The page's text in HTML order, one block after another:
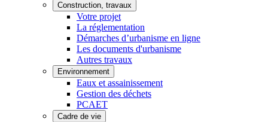
Construction, travaux
Votre projet
La réglementation
Démarches d’urbanisme en ligne
Les documents d'urbanisme
Autres travaux
Environnement
Eaux et assainissement
Gestion des déchets
PCAET
Cadre de vie